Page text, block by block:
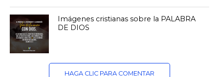
Imágenes cristianas sobre la PALABRA
DE DIOS
HAGA CLIC PARA COMENTAR